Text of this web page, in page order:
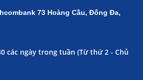
73 Hoàng Cầu, Đống Đa,
các ngày trong tuần (Từ thứ 2 - Chủ